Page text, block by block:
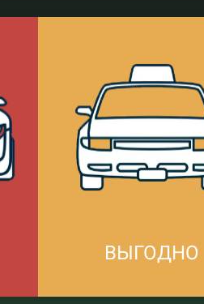
ВЫГОДНО